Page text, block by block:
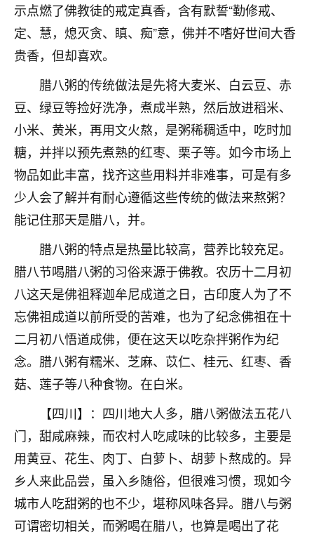
示点燃了佛教徒的戒定真香，含有默誓“勤修戒、
定、慧，熄灭贪、瞋、痴”意，佛并不嗜好世间大香
贵香，但却喜欢。
腊八粥的传统做法是先将大麦米、白云豆、赤
豆、绿豆等捡好洗净，煮成半熟，然后放进稻米、
小米、黄米，再用文火熬，是粥稀稠适中，吃时加
糖，并拌以预先煮熟的红枣、栗子等。如今市场上
物品如此丰富，找齐这些用料并非难事，可是有多
少人会了解并有耐心遵循这些传统的做法来熬粥？
能记住那天是腊八，并。
腊八粥的特点是热量比较高，营养比较充足。
腊八节喝腊八粥的习俗来源于佛教。农历十二月初
八这天是佛祖释迦牟尼成道之日，古印度人为了不
忘佛祖成道以前所受的苦难，也为了纪念佛祖在十
二月初八悟道成佛，便在这天以吃杂拌粥作为纪
念。腊八粥有糯米、芝麻、苡仁、桂元、红枣、香
菇、莲子等八种食物。在白米。
【四川】：四川地大人多，腊八粥做法五花八
门，甜咸麻辣，而农村人吃咸味的比较多，主要是
用黄豆、花生、肉丁、白萝卜、胡萝卜熬成的。异
乡人来此品尝，虽入乡随俗，但很难习惯，现如今
城市人吃甜粥的也不少，堪称风味各异。腊八与粥
可谓密切相关，而粥喝在腊八，也算是喝出了花
梦醒时分
我女儿高二叛逆，大半年不上学，一说她就要死要活
的，把我们两口子愁的不行，朋友给我推荐的慧来老
做完，我女儿跟变了个人一样，不期望她能考多好的
大学，只要能安安稳稳的把书读了，身体心理都健健
康康的我就很知足了！
鹿森：可怜天下父母心啊！
3小时前 来自河北 16
付深
三个，找老师的时候是抱着侥幸心理，没想到老师看
着我晋升有望，我半信半疑的按照老师建议，做了化
太岁还有一个发钱粮，本来年前的人事调整，拖到年
后，我以为都没戏了，结果开年一上班，开会提拔升
职第一个就是我，职务无所谓，主要是底薪加了
3000，非常开心，无论如何，感恩感谢！🙏🏻
鹿森：恭喜升职加薪！！，请客吗？�
12小时前 来自北京
心心相印
我身体不太好，总是病病殃殃的，去检查又没什么大
问题，反正就是不舒服。中医西医看遍了，找不到问
题，后来无意中看到有人推荐慧来老师，跟老师聊过
之后，心情豁然开朗，也听老师建议，处理了一些因
果问题。今年以来，身体比以前好多，主要是心情好
了，老师说境随心转，现在深有体会了。